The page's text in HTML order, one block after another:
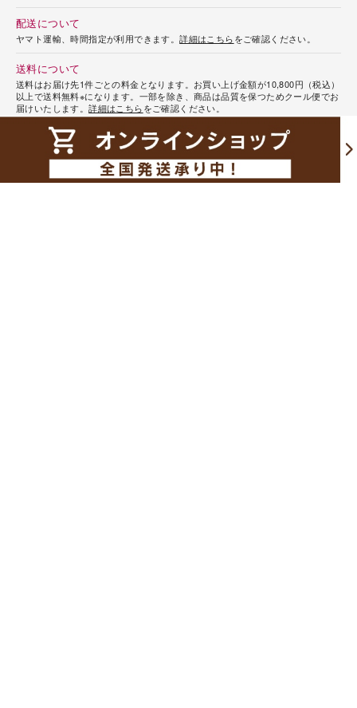
配送について
ヤマト運輸、時間指定が利用できます。詳細はこちらをご確認ください。
送料について
送料はお届け先1件ごとの料金となります。お買い上げ金額が10,800円（税込）
以上で送料無料※になります。一部を除き、商品は品質を保つためクール便でお
届けいたします。詳細はこちらをご確認ください。
※冷凍便・冷蔵便それぞれのお買い上げ金額が10,800円(税込)以上の場合送料無
料となります。
返品・交換について
商品の品質には万全の注意を払っておりますが、万一不良品やご注文内容と異